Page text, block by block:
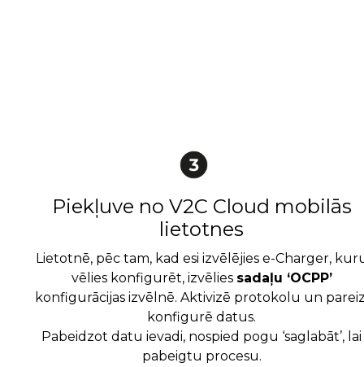
Piekļuve no V2C Cloud mobilās
lietotnes
Lietotnē, pēc tam, kad esi izvēlējies e-Charger,
vēlies konfigurēt, izvēlies sadaļu ‘OCPP’
konfigurācijas izvēlnē. Aktivizē protokolu un
konfigurē datus.
Pabeidzot datu ievadi, nospied pogu ‘saglabāt’, lai
pabeigtu procesu.